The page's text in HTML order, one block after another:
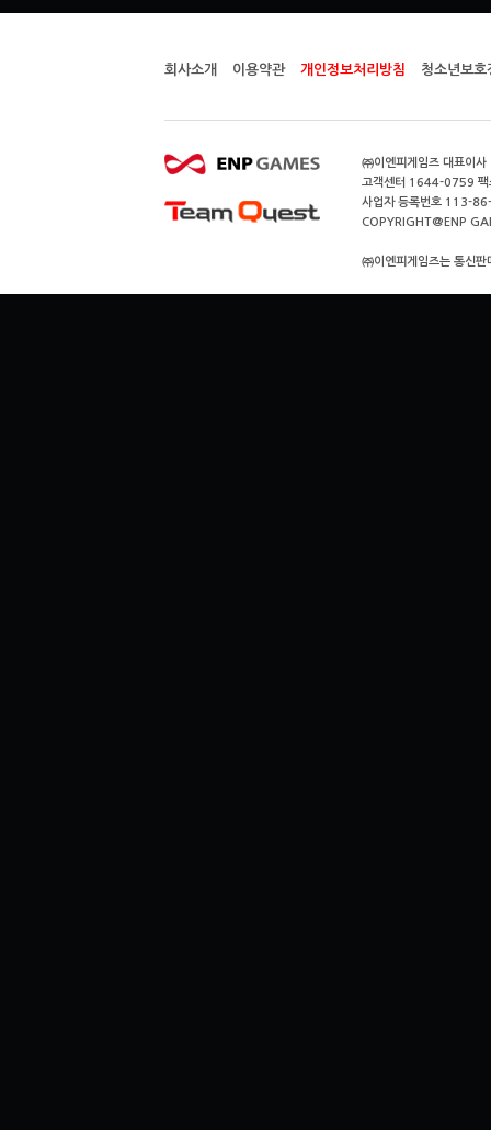
회사소개 이용약관 개인정보처리방침 청소년보호
㈜이엔피게임즈 대표이
고객센터 1644-0759
사업자 등록번호 113-
COPYRIGHT@ENP
㈜이엔피게임즈는 통신판